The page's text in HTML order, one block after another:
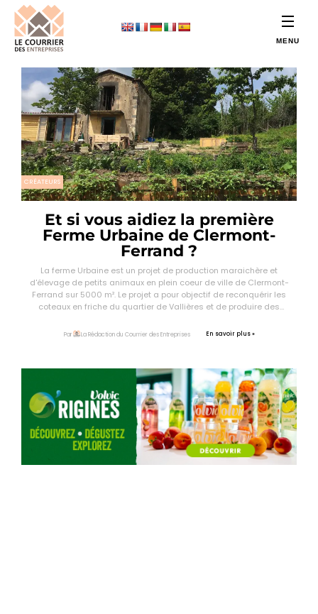
CRÉATEURS
Et si vous aidiez la première
Ferme Urbaine de Clermont-
Ferrand ?
La ferme Urbaine est un projet de production maraichère et
d'élevage de petits animaux en plein coeur de ville de Clermont-
Ferrand sur 5000 m². Le projet a pour objectif de reconquérir les
coteaux en friche du quartier de Vallières et de produire des
Par La Rédaction du Courrier des Entreprises En savoir plus »